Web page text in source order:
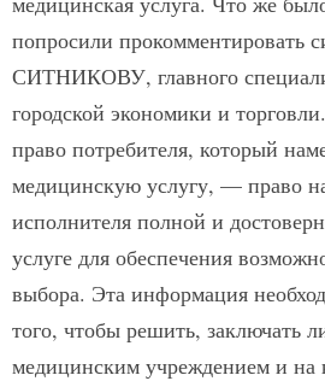
попросили прокомментировать
СИТНИКОВУ, главного
городской экономики и
право потребителя, который
медицинскую услугу, — право
исполнителя полной и
услуге для обеспечения
выбора. Эта информация
того, чтобы решить, заключать
медицинским учреждением и на